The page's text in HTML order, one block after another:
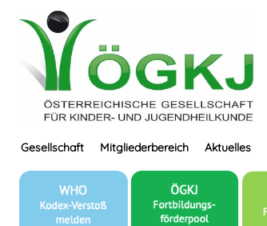
Gesellschaft Mitgliederbereich Aktuelles